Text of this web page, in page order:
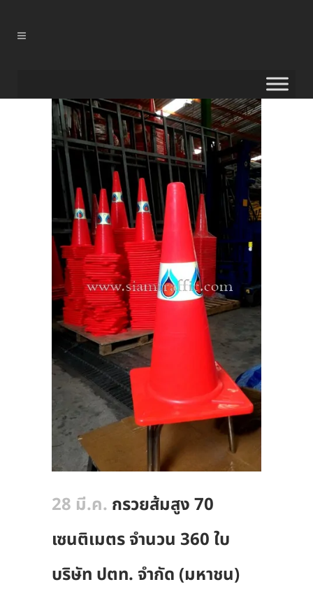
28 มี.ค. กรวยส้มสูง 70
เซนติเมตร จำนวน 360 ใบ
บริษัท ปตท. จำกัด (มหาชน)